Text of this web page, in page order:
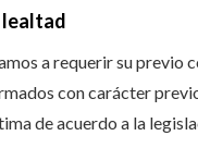
lealtad
a requerir su previo
con carácter
de acuerdo a la